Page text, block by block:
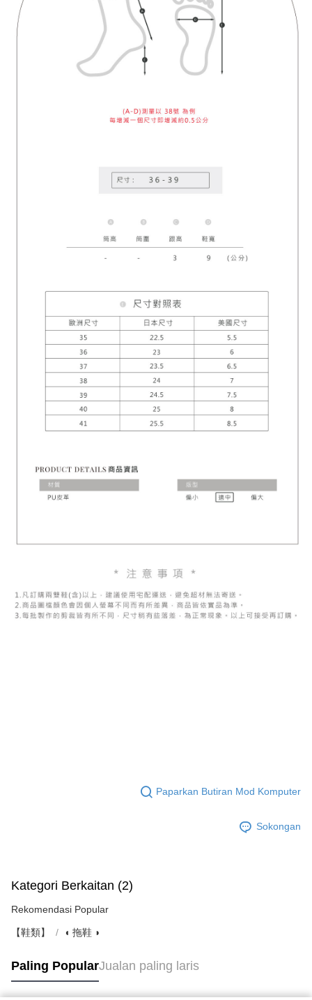
Paparkan Butiran Mod Komputer
Sokongan
Kategori Berkaitan (2)
Rekomendasi Popular
【鞋類】 ◖ 拖鞋 ◗
Paling PopularJualan paling laris